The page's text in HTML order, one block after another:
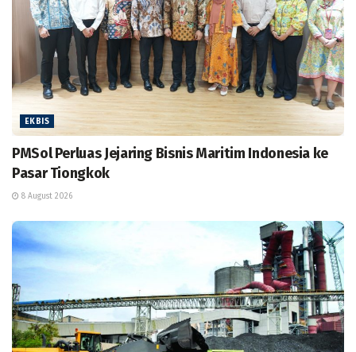
EKBIS
PMSol Perluas Jejaring Bisnis Maritim Indonesia ke
Pasar Tiongkok
8 August 2026